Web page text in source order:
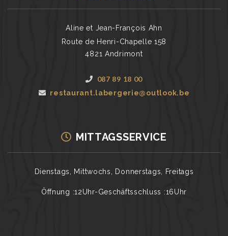
Aline et Jean-François Ahn
Route de Henri-Chapelle 158
4821 Andrimont
087 89 18 00
restaurant.labergerie@outlook.be
MITTAGSSERVICE
Dienstags, Mittwochs, Donnerstags, Freitags
Öffnung :12Uhr-Geschäftsschluss :16Uhr